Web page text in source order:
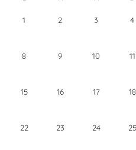
1 2 3 4
8 9 10 11
15 16 17 18
22 23 24 25